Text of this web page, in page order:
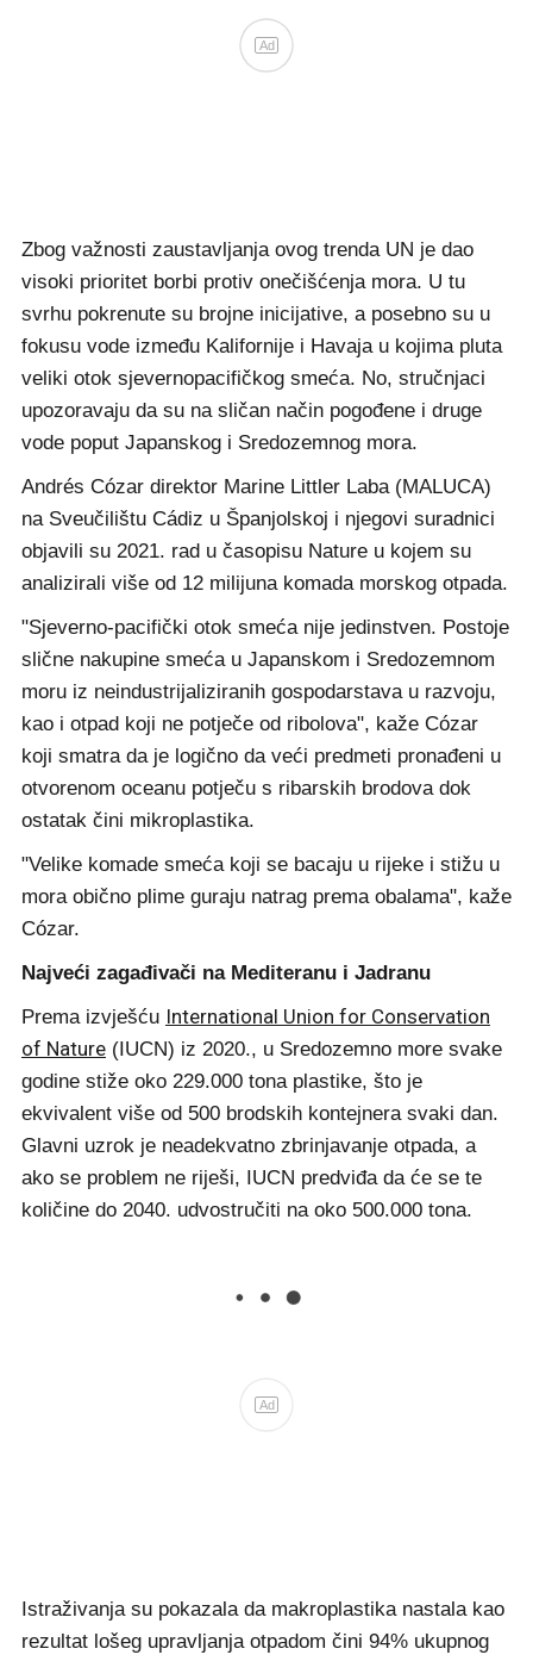
Ad
Zbog važnosti zaustavljanja ovog trenda UN je dao
visoki prioritet borbi protiv onečišćenja mora. U tu
svrhu pokrenute su brojne inicijative, a posebno su u
fokusu vode između Kalifornije i Havaja u kojima pluta
veliki otok sjevernopacifičkog smeća. No, stručnjaci
upozoravaju da su na sličan način pogođene i druge
vode poput Japanskog i Sredozemnog mora.
Andrés Cózar direktor Marine Littler Laba (MALUCA)
na Sveučilištu Cádiz u Španjolskoj i njegovi suradnici
objavili su 2021. rad u časopisu Nature u kojem su
analizirali više od 12 milijuna komada morskog otpada.
"Sjeverno-pacifički otok smeća nije jedinstven. Postoje
slične nakupine smeća u Japanskom i Sredozemnom
moru iz neindustrijaliziranih gospodarstava u razvoju,
kao i otpad koji ne potječe od ribolova", kaže Cózar
koji smatra da je logično da veći predmeti pronađeni u
otvorenom oceanu potječu s ribarskih brodova dok
ostatak čini mikroplastika.
"Velike komade smeća koji se bacaju u rijeke i stižu u
mora obično plime guraju natrag prema obalama", kaže
Cózar.
Najveći zagađivači na Mediteranu i Jadranu
Prema izvješću International Union for Conservation
of Nature (IUCN) iz 2020., u Sredozemno more svake
godine stiže oko 229.000 tona plastike, što je
ekvivalent više od 500 brodskih kontejnera svaki dan.
Glavni uzrok je neadekvatno zbrinjavanje otpada, a
ako se problem ne riješi, IUCN predviđa da će se te
količine do 2040. udvostručiti na oko 500.000 tona.
Ad
Istraživanja su pokazala da makroplastika nastala kao
rezultat lošeg upravljanja otpadom čini 94% ukupnog